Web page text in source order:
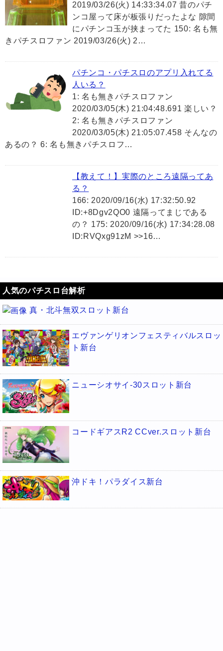
2019/03/26(火) 14:33:34.07 昔のパチ
ンコ屋って床が板張りだったよな 隙間
にパチンコ玉が挟まってた 150: 名も無
きパチスロファン 2019/03/26(火) 2…
パチンコ・パチスロのアプリ入れてる
人いる？
1: 名も無きパチスロファン
2020/03/05(木) 21:04:48.691 楽しい？
2: 名も無きパチスロファン
2020/03/05(木) 21:05:07.458 そんなの
あるの？ 6: 名も無きパチスロフ…
【教えて！】実際のところ遠隔ってあ
る？
166: 2020/09/16(水) 17:32:50.92
ID:+8Dgv2QO0 遠隔ってまじである
の？ 175: 2020/09/16(水) 17:34:28.08
ID:RVQxg91zM >>16…
人気のパチスロ台解析
真・北斗無双スロット新台
エヴァンゲリオンフェスティバルスロッ
ト新台
ニューシオサイ-30スロット新台
コードギアスR2 CCver.スロット新台
沖ドキ！パラダイス新台